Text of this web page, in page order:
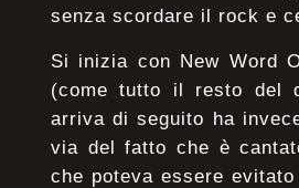
senza scordare il rock e
Si inizia con New Word
(come tutto il resto del
arriva di seguito ha
via del fatto che è
che poteva essere